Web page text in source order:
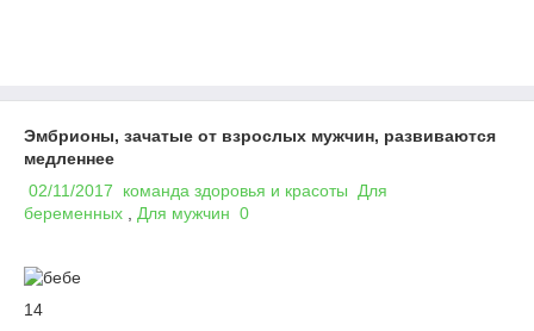
Эмбрионы, зачатые от взрослых мужчин, развиваются
медленнее
02/11/2017
команда здоровья и красоты
Для
беременных
Для мужчин 0
14